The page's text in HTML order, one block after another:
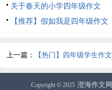
关于春天的小学四年级作文
400字8篇
【推荐】假如我是四年级作文
上一篇： 【热门】四年级学生作文
合集七篇
Copyright © 2025 澄海作文网